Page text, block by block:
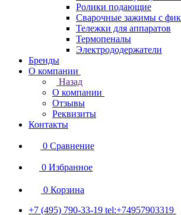
Ролики подающие
Сварочные зажимы с
Тележки для аппаратов
Термопеналы
Электрододержатели
Бренды
О компании
Назад
О компании
Отзывы
Реквизиты
Контакты
0 Сравнение
0 Избранное
0 Корзина
+7 (495) 790-33-19 tel:+74957903319